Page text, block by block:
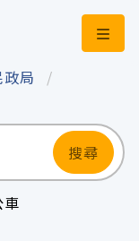
開
局
搜尋
車